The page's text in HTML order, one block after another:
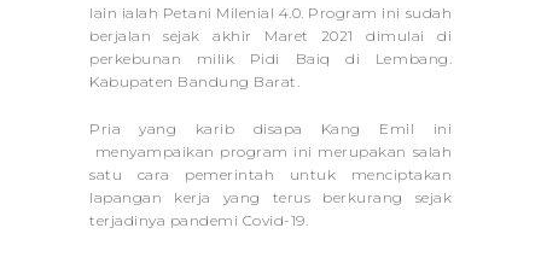
lain ialah Petani Milenial 4.0. Program ini sudah
berjalan sejak akhir Maret 2021 dimulai di
perkebunan milik Pidi Baiq di Lembang.
Kabupaten Bandung Barat.
Pria yang karib disapa Kang Emil ini
menyampaikan program ini merupakan salah
satu cara pemerintah untuk menciptakan
lapangan kerja yang terus berkurang sejak
terjadinya pandemi Covid-19.